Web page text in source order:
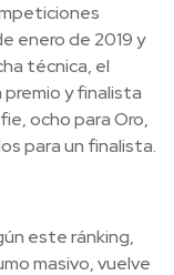
enero de 2019 y
técnica, el
y finalista
ocho para Oro,
para un finalista.
este ránking,
masivo, vuelve